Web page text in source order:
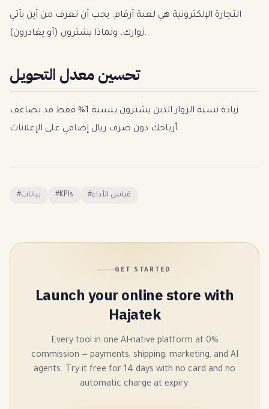
التجارة الإلكترونية هي لعبة أرقام. يجب أن تعرف من أين يأتي
زوارك، ولماذا يشترون (أو يغادرون).
تحسين معدل التحويل
زيادة نسبة الزوار الذين يشترون بنسبة 1% فقط قد تضاعف
أرباحك دون صرف ريال إضافي على الإعلانات.
#بيانات #KPIs #قياس الأداء
GET STARTED
Launch your online store with
Hajatek
Every tool in one AI-native platform at 0%
commission — payments, shipping, marketing, and AI
agents. Try it free for 14 days with no card and no
automatic charge at expiry.